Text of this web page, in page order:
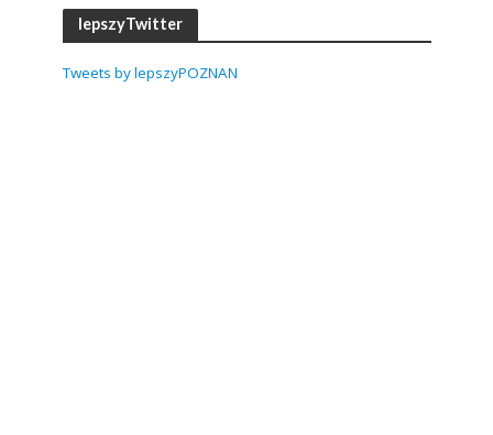
lepszyTwitter
Tweets by lepszyPOZNAN